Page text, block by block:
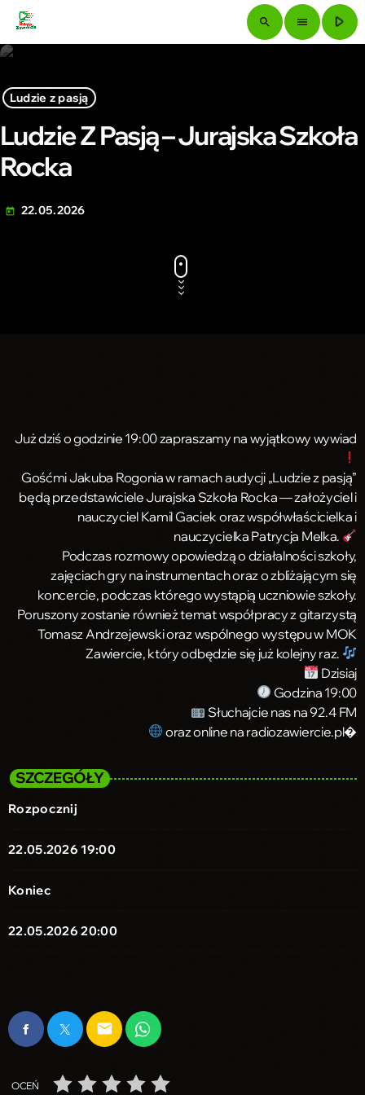
search menu play_arrow
Ludzie z pasją
Ludzie Z Pasją – Jurajska Szkoła
Rocka
today 22.05.2026
Już dziś o godzinie 19:00 zapraszamy na wyjątkowy wywiad
Gośćmi Jakuba Rogonia w ramach audycji „Ludzie z pasją”
będą przedstawiciele Jurajska Szkoła Rocka — założyciel i
nauczyciel Kamil Gaciek oraz współwłaścicielka i
nauczycielka Patrycja Melka.
Podczas rozmowy opowiedzą o działalności szkoły,
zajęciach gry na instrumentach oraz o zbliżającym się
koncercie, podczas którego wystąpią uczniowie szkoły.
Poruszony zostanie również temat współpracy z gitarzystą
Tomasz Andrzejewski oraz wspólnego występu w MOK
Zawiercie, który odbędzie się już kolejny raz.
Dzisiaj
Godzina 19:00
Słuchajcie nas na 92.4 FM
oraz online na radiozawiercie.pl⁠�
SZCZEGÓŁY
Rozpocznij
22.05.2026 19:00
Koniec
22.05.2026 20:00
email
OCEŃ